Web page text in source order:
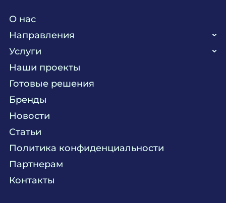
О нас
Направления
Кухня
Прачечная
Текстиль
Химия
Мебель
Комплексное оснащение
Услуги
Поставка аксессуаров и запасных частей
Сервисное обслуживание
Консалтинг
Технологическое проектирование
Продажа оборудования
Монтажные и пусконаладочные работы
Наши проекты
Готовые решения
Бренды
Новости
Статьи
Политика конфиденциальности
Партнерам
Контакты